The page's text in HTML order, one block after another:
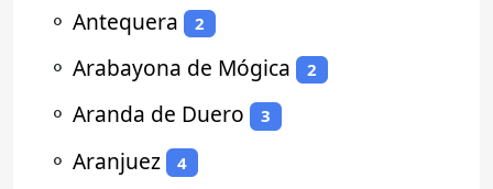
⚬ Antequera 2
⚬ Arabayona de Mógica 2
⚬ Aranda de Duero 3
⚬ Aranjuez 4